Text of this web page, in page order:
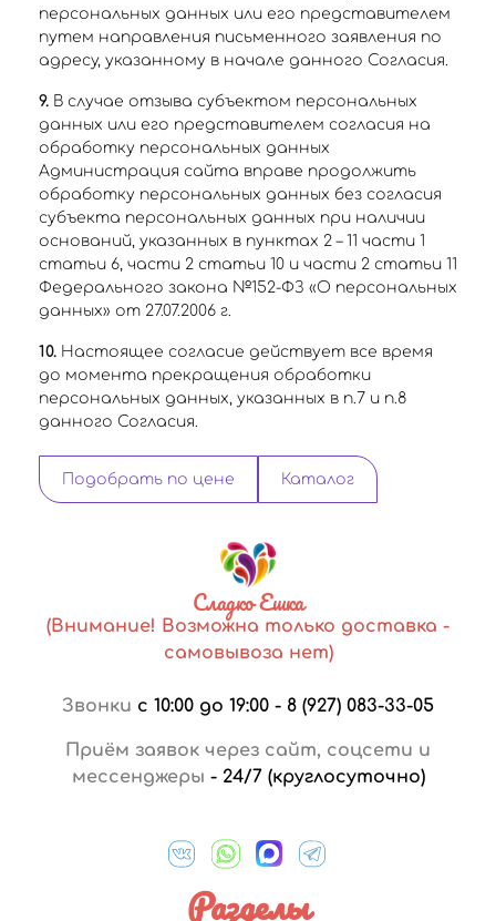
персональных данных или его представителем
путем направления письменного заявления по
адресу, указанному в начале данного Согласия.
9. В случае отзыва субъектом персональных
данных или его представителем согласия на
обработку персональных данных
Администрация сайта вправе продолжить
обработку персональных данных без согласия
субъекта персональных данных при наличии
оснований, указанных в пунктах 2 – 11 части 1
статьи 6, части 2 статьи 10 и части 2 статьи 11
Федерального закона №152-ФЗ «О персональных
данных» от 27.07.2006 г.
10. Настоящее согласие действует все время
до момента прекращения обработки
персональных данных, указанных в п.7 и п.8
данного Согласия.
Подобрать по цене Каталог
Сладко Ешка
(Внимание! Возможна только доставка -
самовывоза нет)
Звонки с 10:00 до 19:00 - 8 (927) 083-33-05
Приём заявок через сайт, соцсети и
мессенджеры - 24/7 (круглосуточно)
Разделы